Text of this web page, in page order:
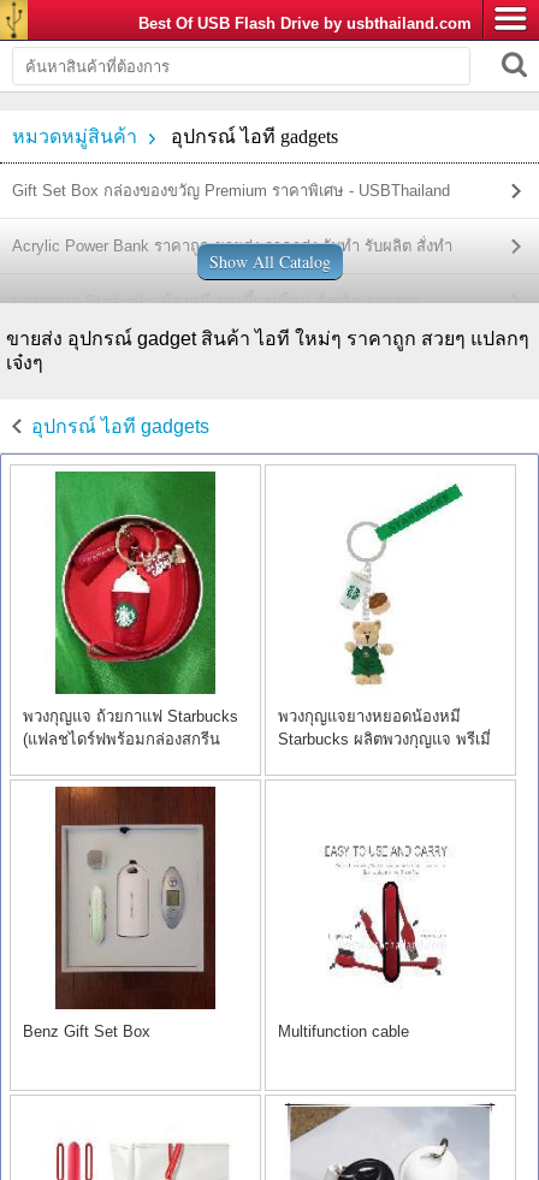
Best Of USB Flash Drive by usbthailand.com
หมวดหมู่สินค้า อุปกรณ์ ไอที gadgets
Gift Set Box กล่องของขวัญ Premium ราคาพิเศษ - USBThailand
Acrylic Power Bank ราคาถูก ขายส่ง ราคาส่ง รับทำ รับผลิต สั่งทำ
พวงกุญแจ Starbucks น้องหมี งานขึ้นรูปใหม่ สั่งผลิต ราคาถูก
Smart Box ลำโพงบลูทูธ / รีโมทชัตเตอร์ รับสายโทรเข้า ราคาถูก
Multi-function cable สายเคเบิ้ลชาร์จเอนกประสงค์ ราคาถูก ขายส่ง
Stone Series Power Bank ทรงก้อนหิน รูปการ์ตูน ราคาถูก ขายส่ง
Bag Strap Power Bank กระเป๋าคาดเอว ขายส่ง แบตสำรอง ราคาถูก
Show All Catalog
ขายส่ง อุปกรณ์ gadget สินค้า ไอที ใหม่ๆ ราคาถูก สวยๆ แปลกๆ
เจ๋งๆ
อุปกรณ์ ไอที gadgets
พวงกุญแจ ถ้วยกาแฟ Starbucks
(แฟลชไดร์ฟพร้อมกล่องสกรีน
พวงกุญแจยางหยอดน้องหมี
Starbucks ผลิตพวงกุญแจ พรีเมี่
Benz Gift Set Box Multifunction cable